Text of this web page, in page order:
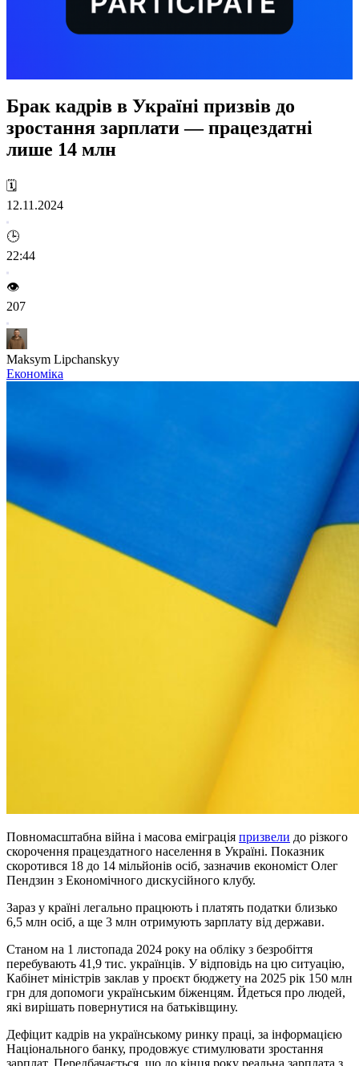
Брак кадрів в Україні призвів до
зростання зарплати — працездатні
лише 14 млн
🗓️
12.11.2024
🕒
22:44
👁️
207
Maksym Lipchanskyy
Економіка
Повномасштабна війна і масова еміграція призвели до різкого
скорочення працездатного населення в Україні. Показник
скоротився 18 до 14 мільйонів осіб, зазначив економіст Олег
Пендзин з Економічного дискусійного клубу.
Зараз у країні легально працюють і платять податки близько
6,5 млн осіб, а ще 3 млн отримують зарплату від держави.
Станом на 1 листопада 2024 року на обліку з безробіття
перебувають 41,9 тис. українців. У відповідь на цю ситуацію,
Кабінет міністрів заклав у проєкт бюджету на 2025 рік 150 млн
грн для допомоги українським біженцям. Йдеться про людей,
які вирішать повернутися на батьківщину.
Дефіцит кадрів на українському ринку праці, за інформацією
Національного банку, продовжує стимулювати зростання
зарплат. Передбачається, що до кінця року реальна зарплата з